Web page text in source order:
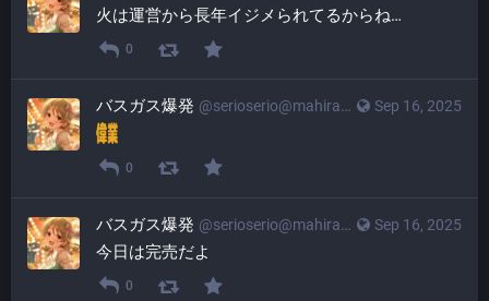
火は運営から長年イジメられてるからね…
0
Sep 16, 2025
バスガス爆発 @serioserio@mahiradon.com
0
Sep 16, 2025
バスガス爆発 @serioserio@mahiradon.com
今日は完売だよ
0